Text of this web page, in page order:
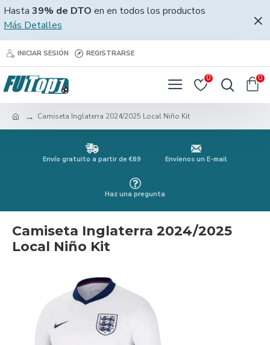
Hasta 39% de DTO en en todos los productos
Más Detalles
INICIAR SESIÓN REGISTRARSE
0 0
Camiseta Inglaterra 2024/2025 Local Niño Kit
Envío gratuito a partir de €69 Envíenos un E-mail
Haz una pregunta
Camiseta Inglaterra 2024/2025
Local Niño Kit